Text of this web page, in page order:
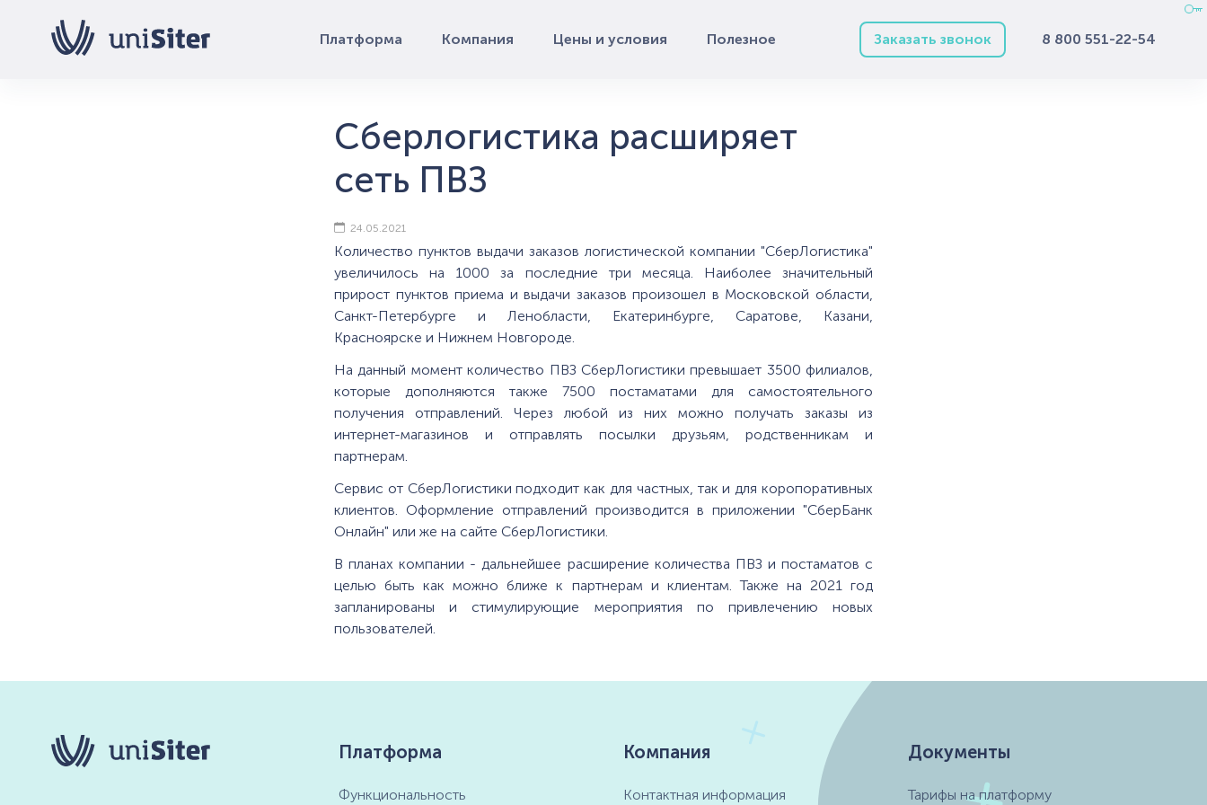
Платформа Компания Цены и условия Полезное 8 800 551-22-54
Заказать звонок
Сберлогистика расширяет
сеть ПВЗ
24.05.2021
Количество пунктов выдачи заказов логистической компании "СберЛогистика"
увеличилось на 1000 за последние три месяца. Наиболее значительный
прирост пунктов приема и выдачи заказов произошел в Московской области,
Санкт-Петербурге и Ленобласти, Екатеринбурге, Саратове, Казани,
Красноярске и Нижнем Новгороде.
На данный момент количество ПВЗ СберЛогистики превышает 3500 филиалов,
которые дополняются также 7500 постаматами для самостоятельного
получения отправлений. Через любой из них можно получать заказы из
интернет-магазинов и отправлять посылки друзьям, родственникам и
партнерам.
Сервис от СберЛогистики подходит как для частных, так и для коропоративных
клиентов. Оформление отправлений производится в приложении "СберБанк
Онлайн" или же на сайте СберЛогистики.
В планах компании - дальнейшее расширение количества ПВЗ и постаматов с
целью быть как можно ближе к партнерам и клиентам. Также на 2021 год
запланированы и стимулирующие мероприятия по привлечению новых
пользователей.
Платформа
Функциональность
Компания
Контактная информация
Документы
Тарифы на платформу